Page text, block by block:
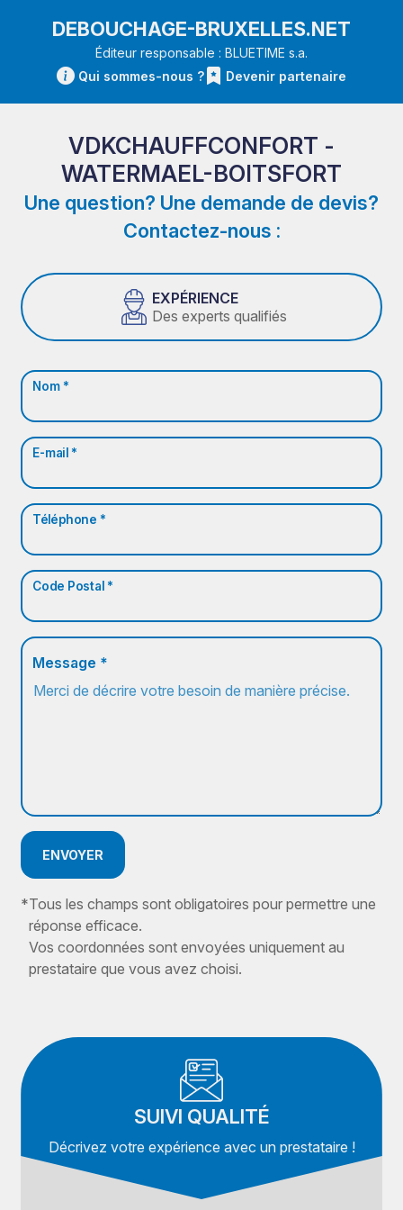
DEBOUCHAGE-BRUXELLES.NET
Éditeur responsable : BLUETIME s.a.
Qui sommes-nous ?
Devenir partenaire
VDKCHAUFFCONFORT -
WATERMAEL-BOITSFORT
Une question? Une demande de devis?
Contactez-nous :
EXPÉRIENCE
Des experts qualifiés
Nom *
E-mail *
Téléphone *
Code Postal *
Message *
ENVOYER
*Tous les champs sont obligatoires pour permettre une
réponse efficace.
Vos coordonnées sont envoyées uniquement au
prestataire que vous avez choisi.
SUIVI QUALITÉ
Décrivez votre expérience avec un prestataire !